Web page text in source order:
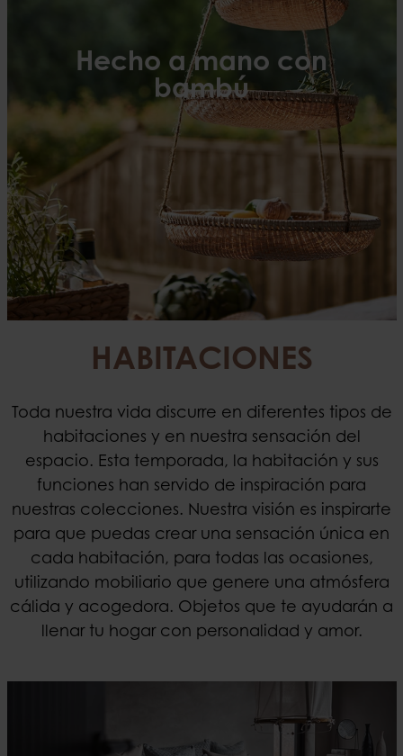
Hecho a mano con
bambú
HABITACIONES
Toda nuestra vida discurre en diferentes tipos de
habitaciones y en nuestra sensación del
espacio. Esta temporada, la habitación y sus
funciones han servido de inspiración para
nuestras colecciones. Nuestra visión es inspirarte
para que puedas crear una sensación única en
cada habitación, para todas las ocasiones,
utilizando mobiliario que genere una atmósfera
cálida y acogedora. Objetos que te ayudarán a
llenar tu hogar con personalidad y amor.